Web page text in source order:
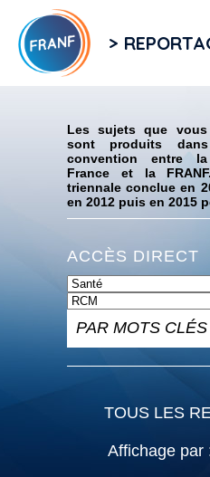
>
Les sujets que
sont produits
convention entre
France et la
triennale conclue en
en 2012 puis en 2015
ACCÈS DIRECT
TOUS LES
Affichage par